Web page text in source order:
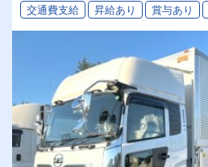
交通費支給 昇給あり 賞与あり